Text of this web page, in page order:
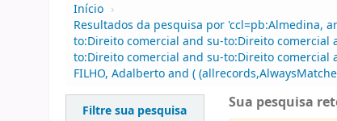
Início ›
Resultados da pesquisa por 'ccl=pb:Almedina,
to:Direito comercial and su-to:Direito comercial
to:Direito comercial and su-to:Direito comercial
FILHO, Adalberto and (
Filtre sua pesquisa
Sua pesquisa